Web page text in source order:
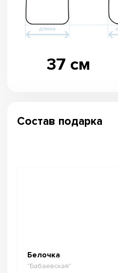
37 см
Состав подарка
Белочка
"Бабаевская"